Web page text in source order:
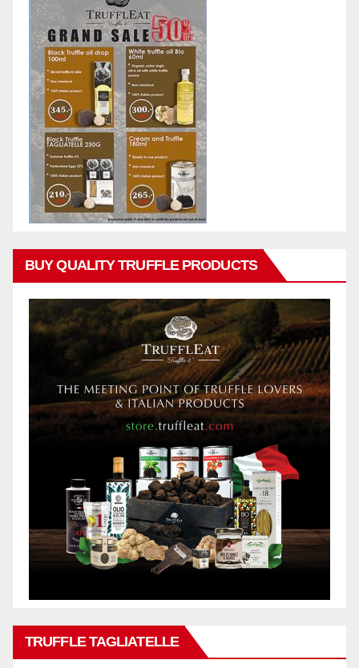
BUY QUALITY TRUFFLE PRODUCTS
TRUFFLE TAGLIATELLE